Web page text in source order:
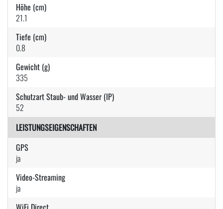
Höhe (cm)
21.1
Tiefe (cm)
0.8
Gewicht (g)
335
Schutzart Staub- und Wasser (IP)
52
LEISTUNGSEIGENSCHAFTEN
GPS
ja
Video-Streaming
ja